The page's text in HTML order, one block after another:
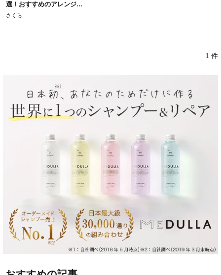
選！おすすめのアレンジ...
さくら
1 件